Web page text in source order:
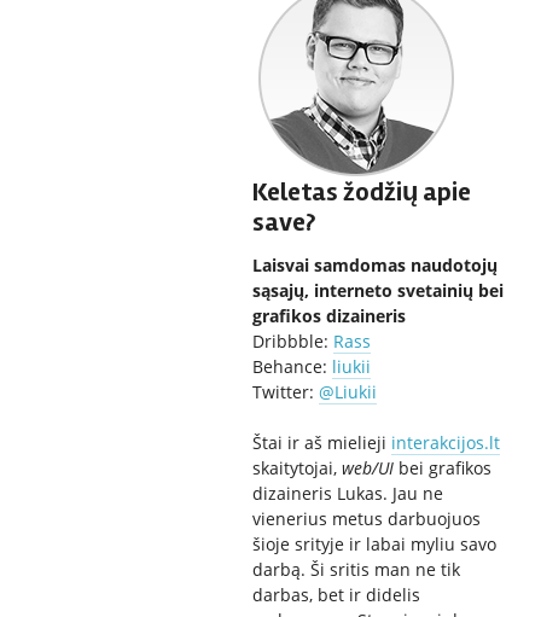
Keletas žodžių apie
save?
Laisvai samdomas naudotojų
sąsajų, interneto svetainių bei
grafikos dizaineris
Dribbble: Rass
Behance: liukii
Twitter: @Liukii
Štai ir aš mielieji interakcijos.lt
skaitytojai, web/UI bei grafikos
dizaineris Lukas. Jau ne
vienerius metus darbuojuos
šioje srityje ir labai myliu savo
darbą. Ši sritis man ne tik
darbas, bet ir didelis